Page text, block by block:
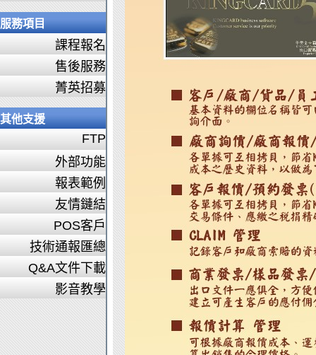
服務項目
課程報名
售後服務
菁英招募
其他支援
FTP
外部功能
報表範例
友情鏈結
POS客戶
技術通報匯總
Q&A文件下載
影音教學